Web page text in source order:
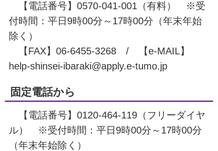
【電話番号】0570-041-001（有料） ※受
付時間：平日9時00分～17時00分（年末年始
除く）
【FAX】06-6455-3268 / 【e-MAIL】
help-shinsei-ibaraki@apply.e-tumo.jp
固定電話から
【電話番号】0120-464-119（フリーダイヤ
ル） ※受付時間：平日9時00分～17時00分
（年末年始除く）